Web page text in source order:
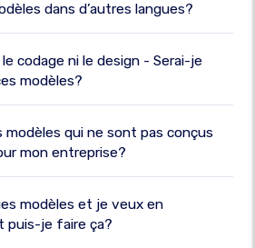
dans d’autres langues?
codage ni le design - Serai-je
modèles?
modèles qui ne sont pas conçus
mon entreprise?
modèles et je veux en
puis-je faire ça?